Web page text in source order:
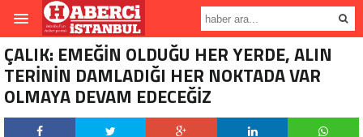
ÇALIK: EMEĞİN OLDUĞU HER YERDE, ALIN
TERİNİN DAMLADIĞI HER NOKTADA VAR
OLMAYA DEVAM EDECEĞİZ